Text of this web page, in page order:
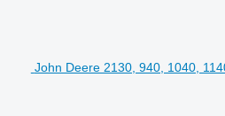
John Deere 2130, 940, 1040,